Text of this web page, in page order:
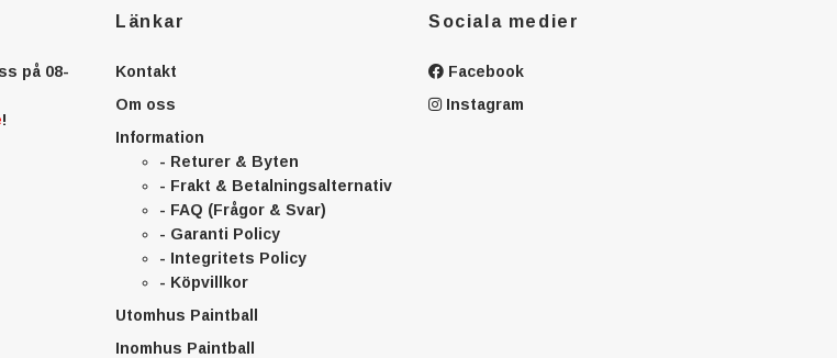
på 08-
!
Länkar
Kontakt
Om oss
Information
- Returer & Byten
- Frakt & Betalningsalternativ
- FAQ (Frågor & Svar)
- Garanti Policy
- Integritets Policy
- Köpvillkor
Utomhus Paintball
Inomhus Paintball
Sociala medier
Facebook
Instagram